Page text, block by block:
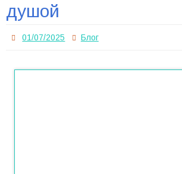
душой
01/07/2025 Блог